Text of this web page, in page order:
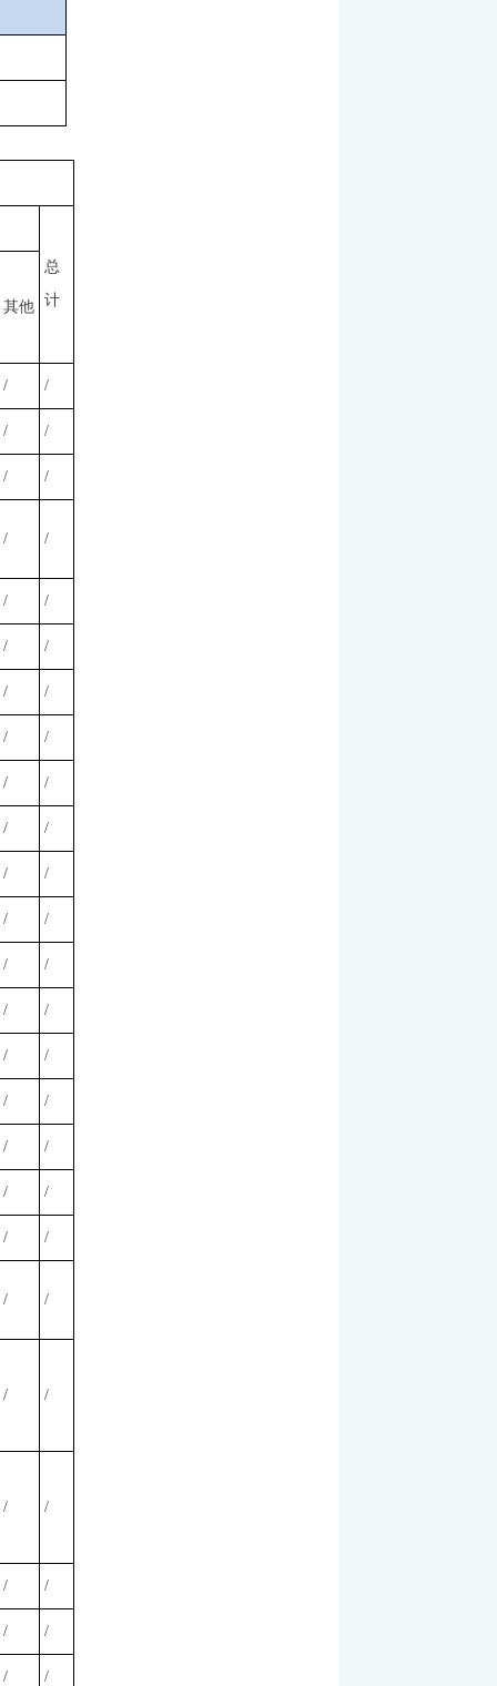
总
计
其他
/ /
/ /
/ /
/ /
/ /
/ /
/ /
/ /
/ /
/ /
/ /
/ /
/ /
/ /
/ /
/ /
/ /
/ /
/ /
/ /
/ /
/ /
/ /
/ /
/ /